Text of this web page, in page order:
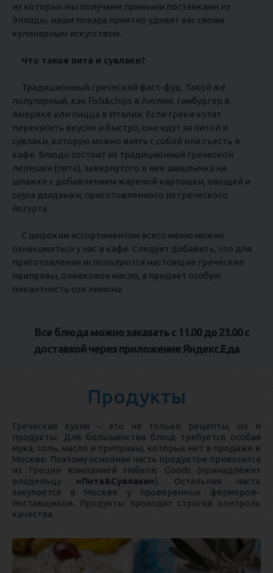
из которых мы получаем прямыми поставками из
Эллады, наши повара приятно удивят вас своим
кулинарным искусством.
Что такое пита и сувлаки?
Традиционный греческий фаст-фуд. Такой же
популярный, как fish&chips в Англии, гамбургер в
Америке или пицца в Италии. Если греки хотят
перекусить вкусно и быстро, они идут за питой и
сувлаки, которую можно взять с собой или съесть в
кафе. Блюдо состоит из традиционной греческой
лепешки (пита), завернутого в нее шашлычка на
шпажке с добавлением жареной картошки, овощей и
соуса дзадзыки, приготовленного из греческого
йогурта.
С широким ассортиментом всего меню можно
ознакомиться у нас в кафе. Следует добавить, что для
приготовления используются настоящие греческие
приправы, оливковое масло, а придает особую
пикантность сок лимона.
Все блюда можно заказать с 11.00 до 23.00 с
доставкой через приложение Яндекс.Еда
Продукты
Греческая кухня – это не только рецепты, но и
продукты. Для большинства блюд требуется особая
мука, соль, масло и приправы, которых нет в продаже в
Москве. Поэтому основная часть продуктов привозится
из Греции компанией Hellenic Goods (принадлежит
владельцу «Пита&Сувлаки»). Остальная часть
закупается в Москве у проверенных фермеров–
поставщиков. Продукты проходят строгий контроль
качества.